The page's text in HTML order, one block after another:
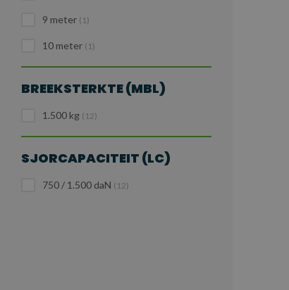
9 meter (1)
10 meter (1)
BREEKSTERKTE (MBL)
1.500 kg (12)
SJORCAPACITEIT (LC)
750 / 1.500 daN (12)